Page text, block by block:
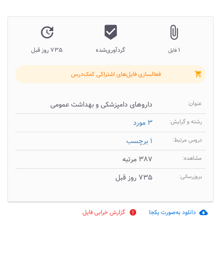
attach_file
۱ فایل
beenhere
گردآوری‌شده
update
۷۳۵ روز قبل
shopping_cart فعالسازی فایل‌های اشتراکی کمک‌درس
عنوان: داروهای دامپزشکی و بهداشت عمومی
رشته و گرایش: ۳ مورد
دروس مرتبط: ۱ برچسب
مشاهده: ۳۸۷ مرتبه
بروزرسانی: ۷۳۵ روز قبل
cloud_download دانلود به‌صورت یکجا report گزارش خرابی فایل